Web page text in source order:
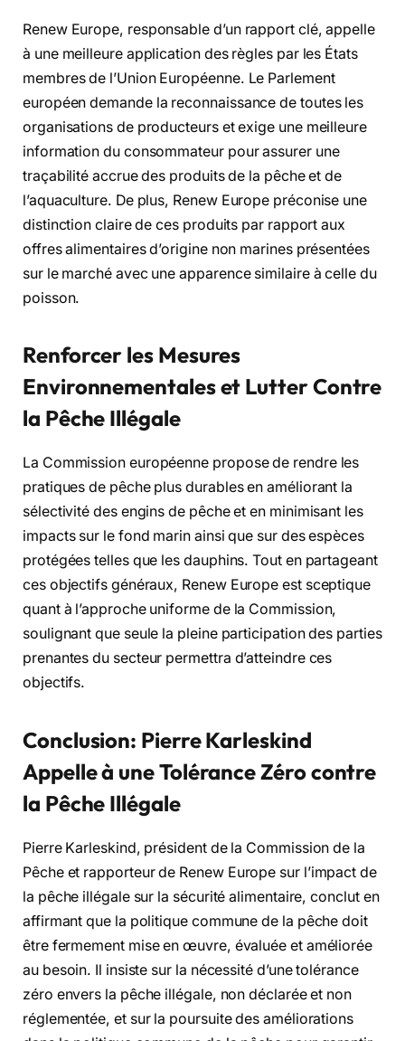
Renew Europe, responsable d’un rapport clé, appelle
à une meilleure application des règles par les États
membres de l’Union Européenne. Le Parlement
européen demande la reconnaissance de toutes les
organisations de producteurs et exige une meilleure
information du consommateur pour assurer une
traçabilité accrue des produits de la pêche et de
l’aquaculture. De plus, Renew Europe préconise une
distinction claire de ces produits par rapport aux
offres alimentaires d’origine non marines présentées
sur le marché avec une apparence similaire à celle du
poisson.
Renforcer les Mesures
Environnementales et Lutter Contre
la Pêche Illégale
La Commission européenne propose de rendre les
pratiques de pêche plus durables en améliorant la
sélectivité des engins de pêche et en minimisant les
impacts sur le fond marin ainsi que sur des espèces
protégées telles que les dauphins. Tout en partageant
ces objectifs généraux, Renew Europe est sceptique
quant à l’approche uniforme de la Commission,
soulignant que seule la pleine participation des parties
prenantes du secteur permettra d’atteindre ces
objectifs.
Conclusion: Pierre Karleskind
Appelle à une Tolérance Zéro contre
la Pêche Illégale
Pierre Karleskind, président de la Commission de la
Pêche et rapporteur de Renew Europe sur l’impact de
la pêche illégale sur la sécurité alimentaire, conclut en
affirmant que la politique commune de la pêche doit
être fermement mise en œuvre, évaluée et améliorée
au besoin. Il insiste sur la nécessité d’une tolérance
zéro envers la pêche illégale, non déclarée et non
réglementée, et sur la poursuite des améliorations